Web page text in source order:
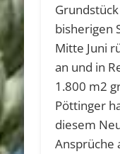
bisherigen
Mitte Juni
an und in
1.800 m2
Pöttinger
diesem
Ansprüche